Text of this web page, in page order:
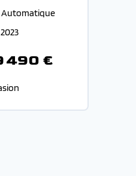
Automatique
2023
490 €